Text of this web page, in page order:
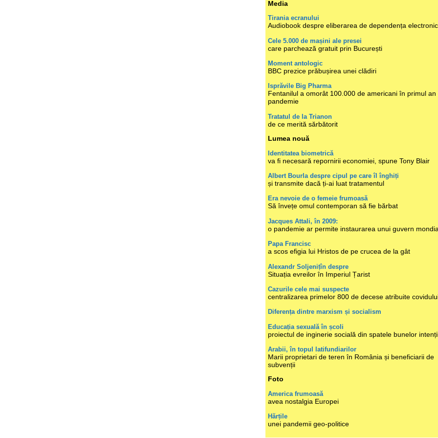
Media
Tirania ecranului
Audiobook despre eliberarea de dependența
Cele 5.000 de mașini ale presei
care parchează gratuit prin București
Moment antologic
BBC prezice prăbușirea unei clădiri
Isprăvile Big Pharma
Fentanilul a omorât 100.000 de americani în primul an
pandemie
Tratatul de la Trianon
de ce merită sărbătorit
Lumea nouă
Identitatea biometrică
va fi necesară repornirii economiei, spune Tony Blair
Albert Bourla despre cipul pe care îl înghiți
și transmite dacă ți-ai luat tratamentul
Era nevoie de o femeie frumoasă
Să învețe omul contemporan să fie bărbat
Jacques Attali, în 2009:
o pandemie ar permite instaurarea unui guvern
Papa Francisc
a scos efigia lui Hristos de pe crucea de la gât
Alexandr Soljenițîn despre
Situația evreilor în Imperiul Țarist
Cazurile cele mai suspecte
centralizarea primelor 800 de decese atribuite
Diferența dintre marxism și socialism
Educația sexuală în școli
proiectul de inginerie socială din spatele bunelor
Arabii, în topul latifundiarilor
Marii proprietari de teren în România și beneficiarii de
subvenții
Foto
America frumoasă
avea nostalgia Europei
Hărțile
unei pandemii geo-politice